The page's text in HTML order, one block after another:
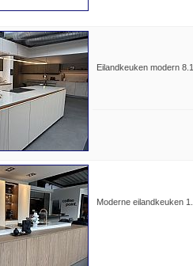
Eilandkeuken modern
Moderne eilandkeuken